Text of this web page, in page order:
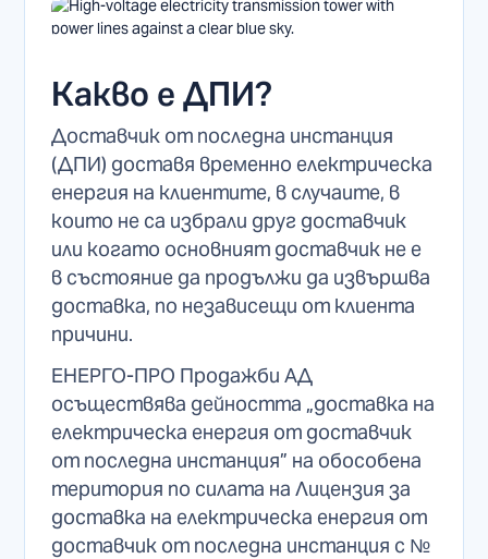
Какво е ДПИ?
Доставчик от последна инстанция
(ДПИ) доставя временно електрическа
енергия на клиентите, в случаите, в
които не са избрали друг доставчик
или когато основният доставчик не е
в състояние да продължи да извършва
доставка, по независещи от клиента
причини.
ЕНЕРГО-ПРО Продажби АД
осъществява дейността „доставка на
електрическа енергия от доставчик
от последна инстанция” на обособена
територия по силата на Лицензия за
доставка на електрическа енергия от
доставчик от последна инстанция с №